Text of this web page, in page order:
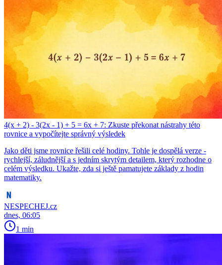
4(x + 2) - 3(2x - 1) + 5 = 6x + 7: Zkuste překonat nástrahy této
rovnice a vypočítejte správný výsledek
Jako děti jsme rovnice řešili celé hodiny. Tohle je dospělá verze -
rychlejší, záludnější a s jedním skrytým detailem, který rozhodne o
celém výsledku. Ukažte, zda si ještě pamatujete základy z hodin
matematiky.
NESPECHEJ.cz
dnes, 06:05
1 min